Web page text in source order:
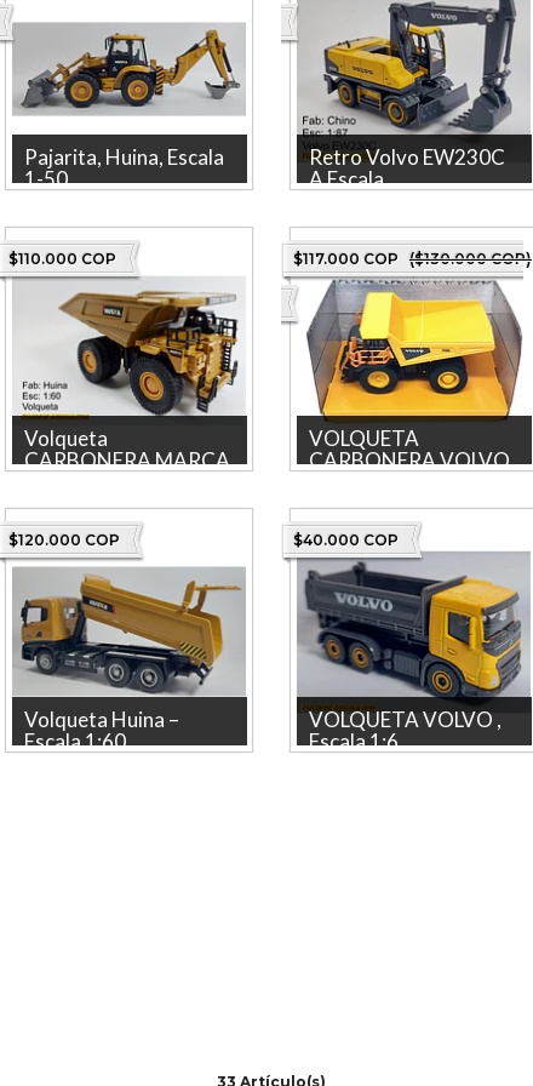
Pajarita, Huina, Escala
1-50
tienda mas grande en línea de
Colombia. Producto licenc...
Retro Volvo EW230C
A Escala...
tienda más grande en línea de
Colombia. Producto
licenciado. Piez...
$110.000 COP
Volqueta
CARBONERA MARCA
Descubre la Volqueta
CARBONERA MARCA
HUINA en escala 1/60, una
pieza ideal para colecci...
$117.000 COP ($130.000 COP)
VOLQUETA
CARBONERA VOLVO
VOLQUETA CARBONERA
VOLVO R100E , Escala 1/60
MARCA BURAGO La tienda
más grande en linea...
$120.000 COP
Volqueta Huina –
Escala 1:60
$40.000 COP
VOLQUETA VOLVO ,
Escala 1:6...
33 Artículo(s)